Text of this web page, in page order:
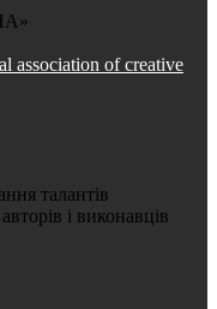
association of creative
талантів
і виконавців